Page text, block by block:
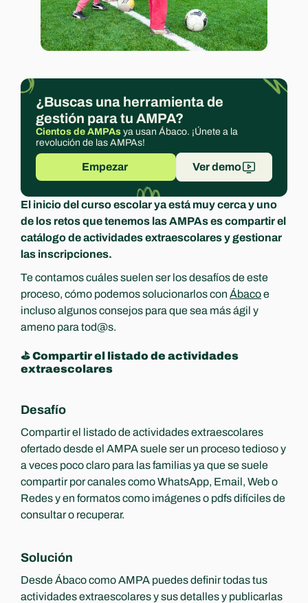
¿Buscas una herramienta de
gestión para tu AMPA?
Cientos de AMPAs ya usan Ábaco. ¡Únete a la
revolución de las AMPAs!
Empezar Ver demo
El inicio del curso escolar ya está muy cerca y uno
de los retos que tenemos las AMPAs es compartir el
catálogo de actividades extraescolares y gestionar
las inscripciones.
Te contamos cuáles suelen ser los desafíos de este
proceso, cómo podemos solucionarlos con Ábaco e
incluso algunos consejos para que sea más ágil y
ameno para tod@s.
⛳️ Compartir el listado de actividades
extraescolares
Desafío
Compartir el listado de actividades extraescolares
ofertado desde el AMPA suele ser un proceso tedioso y
a veces poco claro para las familias ya que se suele
compartir por canales como WhatsApp, Email, Web o
Redes y en formatos como imágenes o pdfs difíciles de
consultar o recuperar.
Solución
Desde Ábaco como AMPA puedes definir todas tus
actividades extraescolares y sus detalles y publicarlas